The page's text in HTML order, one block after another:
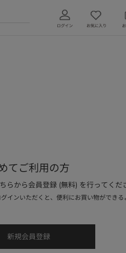
てご利用の方
らから会員登録 (無料) を行ってくだ
インいただくと、便利にお買い物ができる